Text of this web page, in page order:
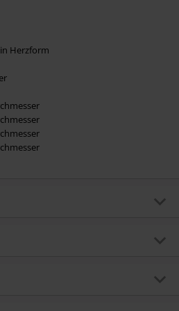
Herzform